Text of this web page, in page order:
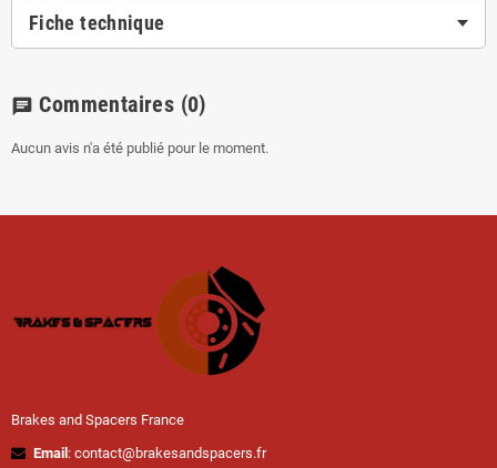
Fiche technique
chat Commentaires (0)
Aucun avis n'a été publié pour le moment.
Brakes and Spacers France
Email : contact@brakesandspacers.fr